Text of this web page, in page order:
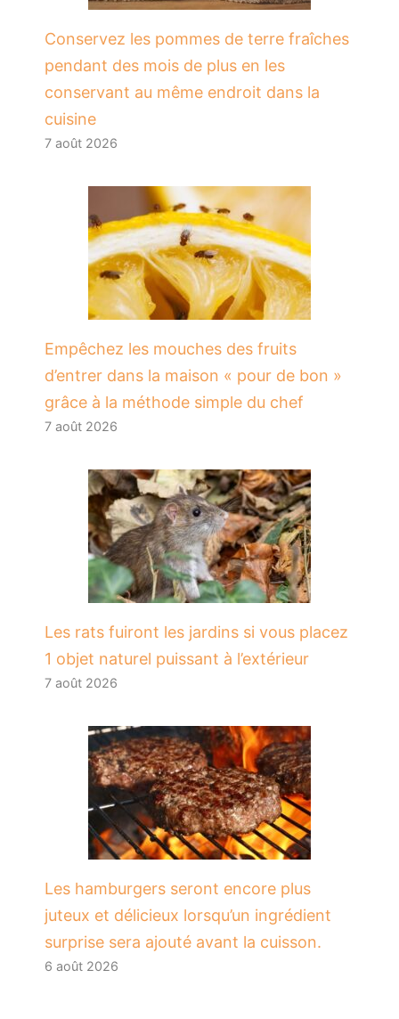
Conservez les pommes de terre fraîches
pendant des mois de plus en les
conservant au même endroit dans la
cuisine
7 août 2026
​Empêchez les mouches des fruits
d’entrer dans la maison « pour de bon »
grâce à la méthode simple du chef
7 août 2026
Les rats fuiront les jardins si vous placez
1 objet naturel puissant à l’extérieur
7 août 2026
Les hamburgers seront encore plus
juteux et délicieux lorsqu’un ingrédient
surprise sera ajouté avant la cuisson.
6 août 2026